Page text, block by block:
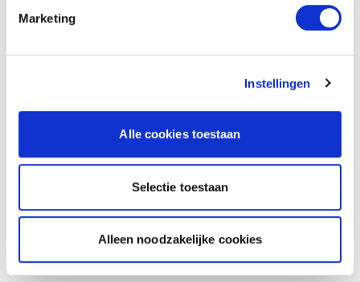
Marketing
Instellingen
Alle cookies toestaan
Selectie toestaan
Alleen noodzakelijke cookies